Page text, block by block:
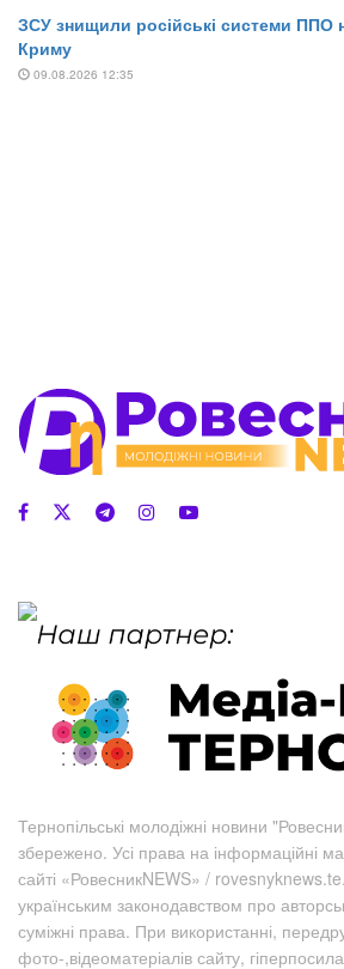
Тернопільські молодіжні новини
збережено. Усі права на інформаційні
сайті «РовесникNEWS» /
українським законодавством про
суміжні права. При використанні,
фото-,відеоматеріалів сайту,